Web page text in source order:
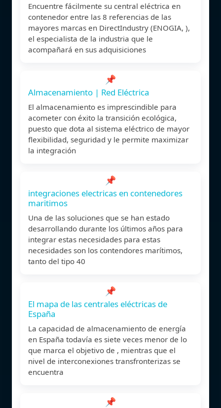
Encuentre fácilmente su central eléctrica en
contenedor entre las 8 referencias de las
mayores marcas en DirectIndustry (ENOGIA, ),
el especialista de la industria que le
acompañará en sus adquisiciones
📌
Almacenamiento | Red Eléctrica
El almacenamiento es imprescindible para
acometer con éxito la transición ecológica,
puesto que dota al sistema eléctrico de mayor
flexibilidad, seguridad y le permite maximizar
la integración
📌
integraciones electricas en contenedores
maritimos
Una de las soluciones que se han estado
desarrollando durante los últimos años para
integrar estas necesidades para estas
necesidades son los contendores marítimos,
tanto del tipo 40
📌
El mapa de las centrales eléctricas de
España
La capacidad de almacenamiento de energía
en España todavía es siete veces menor de lo
que marca el objetivo de , mientras que el
nivel de interconexiones transfronterizas se
encuentra
📌